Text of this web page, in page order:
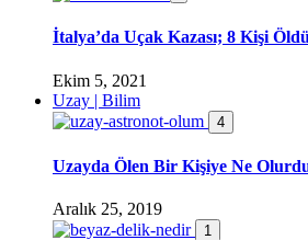
İtalya’da Uçak Kazası; 8 Kişi
Ekim 5, 2021
Uzay | Bilim
4
Uzayda Ölen Bir Kişiye Ne
Aralık 25, 2019
1